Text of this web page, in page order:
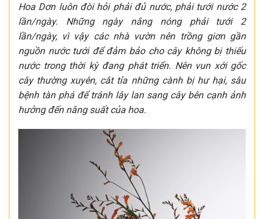
Hoa Dơn luôn đòi hỏi phải đủ nước, phải tưới nước 2
lần/ngày. Những ngày nắng nóng phải tưới 2
lần/ngày, vì vậy các nhà vườn nên trồng giơn gần
nguồn nước tưới để đảm bảo cho cây không bị thiếu
nước trong thời kỳ đang phát triển. Nên vun xới gốc
cây thường xuyên, cắt tỉa những cành bị hư hại, sâu
bệnh tàn phá để tránh lây lan sang cây bên cạnh ảnh
hưởng đến năng suất của hoa.